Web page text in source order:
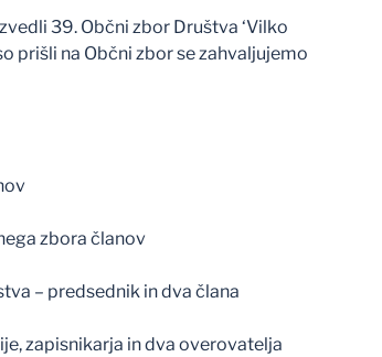
39. Občni zbor Društva ‘Vilko
prišli na Občni zbor se zahvaljujemo
zbora članov
– predsednik in dva člana
zapisnikarja in dva overovatelja